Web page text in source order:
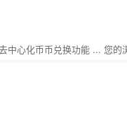
中心化币币兑换功能 ... 您